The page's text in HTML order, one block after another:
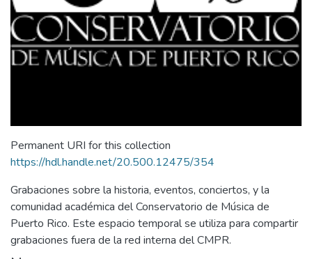
Permanent URI for this collection
https://hdl.handle.net/20.500.12475/354
Grabaciones sobre la historia, eventos, conciertos, y la
comunidad académica del Conservatorio de Música de
Puerto Rico. Este espacio temporal se utiliza para compartir
grabaciones fuera de la red interna del CMPR.